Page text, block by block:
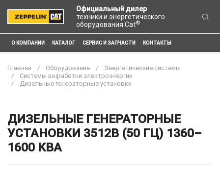
Официальный дилер
техники и энергетического
оборудования Cat®
О КОМПАНИИ КАТАЛОГ СЕРВИС И ЗАПЧАСТИ КОНТАКТЫ
Главная Оборудование
Энергетические системы
Системы выработки электроэнергии
Дизельные генераторные установки
ДИЗЕЛЬНЫЕ ГЕНЕРАТОРНЫЕ
УСТАНОВКИ 3512B (50 ГЦ) 1360–
1600 КВА